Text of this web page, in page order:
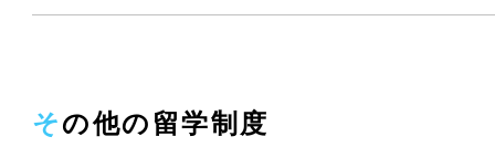
その他の留学制度